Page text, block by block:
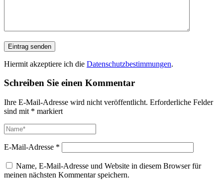
Hiermit akzeptiere ich die Datenschutzbestimmungen.
Schreiben Sie einen Kommentar
Ihre E-Mail-Adresse wird nicht veröffentlicht. Erforderliche Felder
sind mit * markiert
E-Mail-Adresse *
Name, E-Mail-Adresse und Website in diesem Browser für
meinen nächsten Kommentar speichern.